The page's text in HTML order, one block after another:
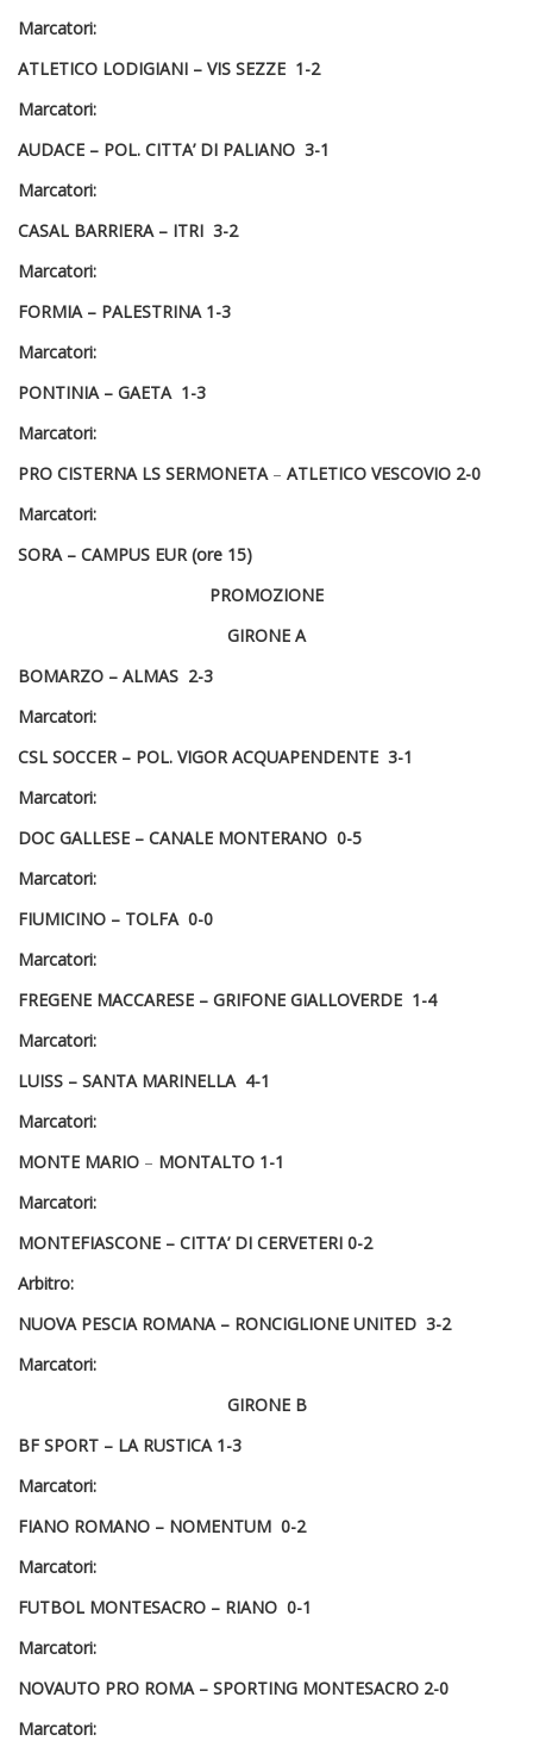
Marcatori:
ATLETICO LODIGIANI – VIS SEZZE 1-2
Marcatori:
AUDACE – POL. CITTA’ DI PALIANO 3-1
Marcatori:
CASAL BARRIERA – ITRI 3-2
Marcatori:
FORMIA – PALESTRINA 1-3
Marcatori:
PONTINIA – GAETA 1-3
Marcatori:
PRO CISTERNA LS SERMONETA– ATLETICO VESCOVIO 2-0
Marcatori:
SORA – CAMPUS EUR (ore 15)
PROMOZIONE
GIRONE A
BOMARZO – ALMAS 2-3
Marcatori:
CSL SOCCER – POL. VIGOR ACQUAPENDENTE 3-1
Marcatori:
DOC GALLESE – CANALE MONTERANO 0-5
Marcatori:
FIUMICINO – TOLFA 0-0
Marcatori:
FREGENE MACCARESE – GRIFONE GIALLOVERDE 1-4
Marcatori:
LUISS – SANTA MARINELLA 4-1
Marcatori:
MONTE MARIO – MONTALTO 1-1
Marcatori:
MONTEFIASCONE – CITTA’ DI CERVETERI 0-2
Arbitro:
NUOVA PESCIA ROMANA – RONCIGLIONE UNITED 3-2
Marcatori:
GIRONE B
BF SPORT – LA RUSTICA 1-3
Marcatori:
FIANO ROMANO – NOMENTUM 0-2
Marcatori:
FUTBOL MONTESACRO – RIANO 0-1
Marcatori:
NOVAUTO PRO ROMA – SPORTING MONTESACRO 2-0
Marcatori: